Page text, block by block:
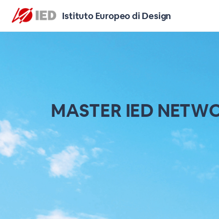
Istituto Europeo di Design
MASTER IED